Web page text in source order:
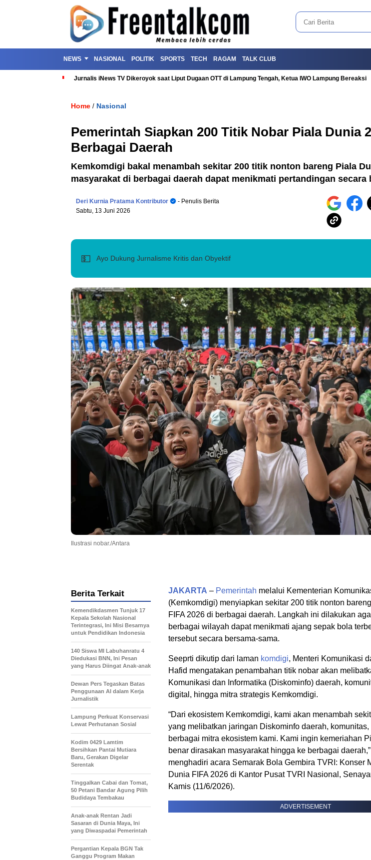
NEWS NASIONAL POLITIK SPORTS TECH RAGAM TALK CLUB
Jurnalis iNews TV Dikeroyok saat Liput Dugaan OTT di Lampung Tengah, Ketua IWO Lampung Bereaksi
Home / Nasional
Pemerintah Siapkan 200 Titik Nobar Piala Dunia
Berbagai Daerah
Kemkomdigi bakal menambah sekitar 200 titik nonton bareng Piala
masyarakat di berbagai daerah dapat menikmati pertandingan secara
Deri Kurnia Pratama Kontributor
- Penulis Berita
Sabtu, 13 Juni 2026
💵 Ayo Dukung Jurnalisme Kritis dan Obyektif
Ilustrasi nobar./Antara
JAKARTA – Pemerintah melalui Kementerian
(Kemkomdigi) menyiapkan sekitar 200 titik nonton
FIFA 2026 di berbagai daerah. Langkah ini dilakukan
berbagai wilayah dapat menikmati ajang sepak bola
tersebut secara bersama-sama.
Seeprti dikutip dari laman komdigi, Menteri Komunikasi
Hafid mengatakan penambahan titik nobar akan
Komunikasi dan Informatika (Diskominfo) daerah,
digital, hingga mitra strategis Kemkomdigi.
“Dari ekosistem Kemkomdigi, kami akan menambah
yang melibatkan jaringan Diskominfo daerah, komunitas,
berbagai mitra ekosistem kami. Kami ingin kemeriahan
benar dirasakan masyarakat hingga ke berbagai
menghadiri acara Semarak Bola Gembira TVRI: Konser
Dunia FIFA 2026 di Kantor Pusat TVRI Nasional,
Kamis (11/6/2026).
ADVERTISEMENT
Berita Terkait
Kemendikdasmen Tunjuk 17
Kepala Sekolah Nasional
Terintegrasi, Ini Misi Besarnya
untuk Pendidikan Indonesia
140 Siswa MI Labuhanratu 4
Diedukasi BNN, Ini Pesan
yang Harus Diingat Anak-anak
Dewan Pers Tegaskan Batas
Penggunaan AI dalam Kerja
Jurnalistik
Lampung Perkuat Konservasi
Lewat Perhutanan Sosial
Kodim 0429 Lamtim
Bersihkan Pantai Mutiara
Baru, Gerakan Digelar
Serentak
Tinggalkan Cabai dan Tomat,
50 Petani Bandar Agung Pilih
Budidaya Tembakau
Anak-anak Rentan Jadi
Sasaran di Dunia Maya, Ini
yang Diwaspadai Pemerintah
Pergantian Kepala BGN Tak
Ganggu Program Makan